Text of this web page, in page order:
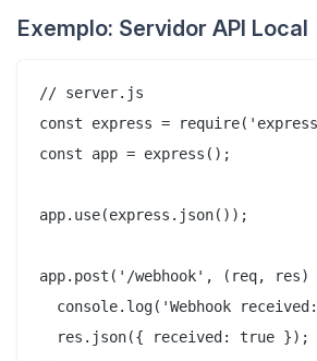
Exemplo: Servidor API Local
// server.js
const express =
const app = express();
app.use(express.json());
app.post('/webhook', (req, res)
console.log('Webhook
  res.json({ received: true });